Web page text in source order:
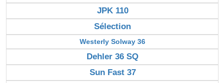
JPK 110
Sélection
Westerly Solway 36
Dehler 36 SQ
Sun Fast 37